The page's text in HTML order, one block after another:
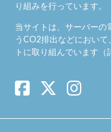
り組みを行っています。
当サイトは、サーバーの
うCO2排出などにおい
トに取り組んでいます（